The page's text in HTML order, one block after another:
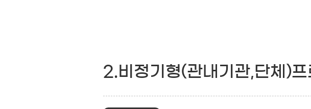
2.비정기형(관내기관,단체)프